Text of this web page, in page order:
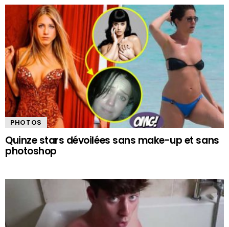
PHOTOS
Quinze stars dévoilées sans make-up et sans
photoshop